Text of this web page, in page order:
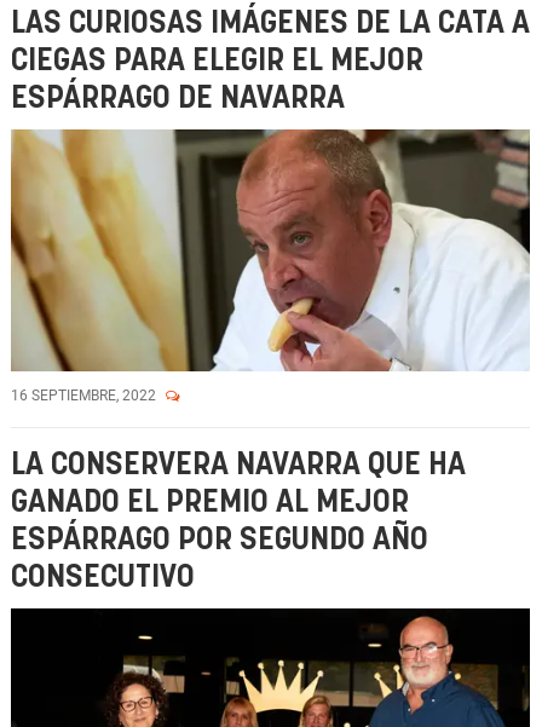
LAS CURIOSAS IMÁGENES DE LA CATA A
CIEGAS PARA ELEGIR EL MEJOR
ESPÁRRAGO DE NAVARRA
16 SEPTIEMBRE, 2022
LA CONSERVERA NAVARRA QUE HA
GANADO EL PREMIO AL MEJOR
ESPÁRRAGO POR SEGUNDO AÑO
CONSECUTIVO